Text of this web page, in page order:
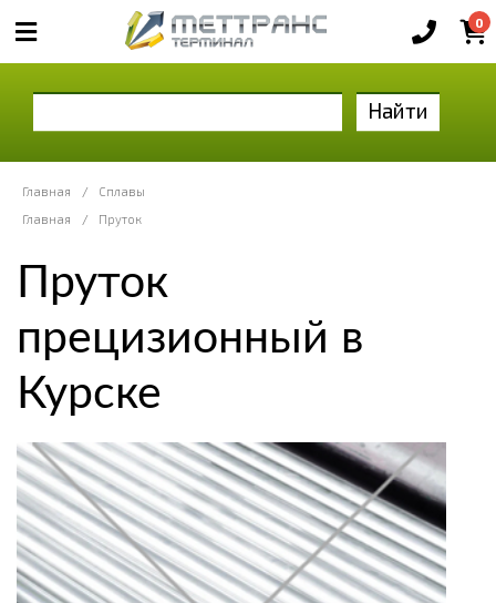
0
Найти
Главная /
Сплавы
Главная
/ Пруток
Пруток
прецизионный в
Курске